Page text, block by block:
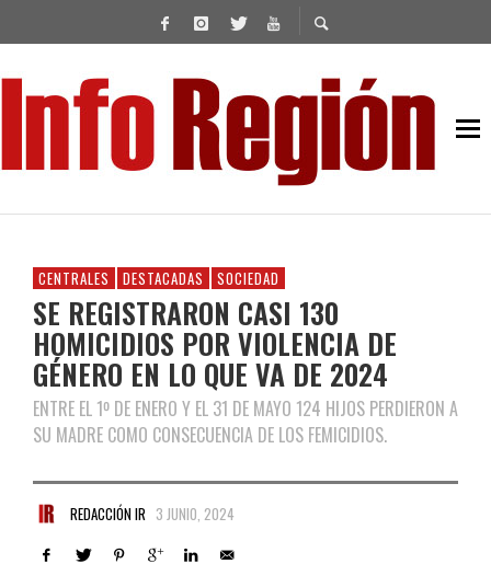
CENTRALES DESTACADAS SOCIEDAD
SE REGISTRARON CASI 130
HOMICIDIOS POR VIOLENCIA DE
GÉNERO EN LO QUE VA DE 2024
ENTRE EL 1º DE ENERO Y EL 31 DE MAYO 124 HIJOS PERDIERON A
SU MADRE COMO CONSECUENCIA DE LOS FEMICIDIOS.
REDACCIÓN IR 3 JUNIO, 2024